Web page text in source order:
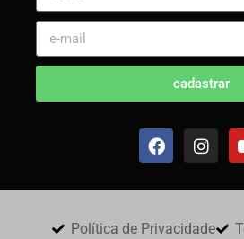
cadastrar
Política de Privacidade